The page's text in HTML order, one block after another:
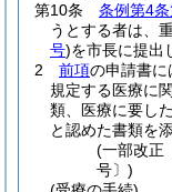
第10条
条例第4
うとする者は、
号)を市長に提出
2
前項の申請書に
規定する医療に
類、医療に要し
と認めた書類を
(一部改正
号〕)